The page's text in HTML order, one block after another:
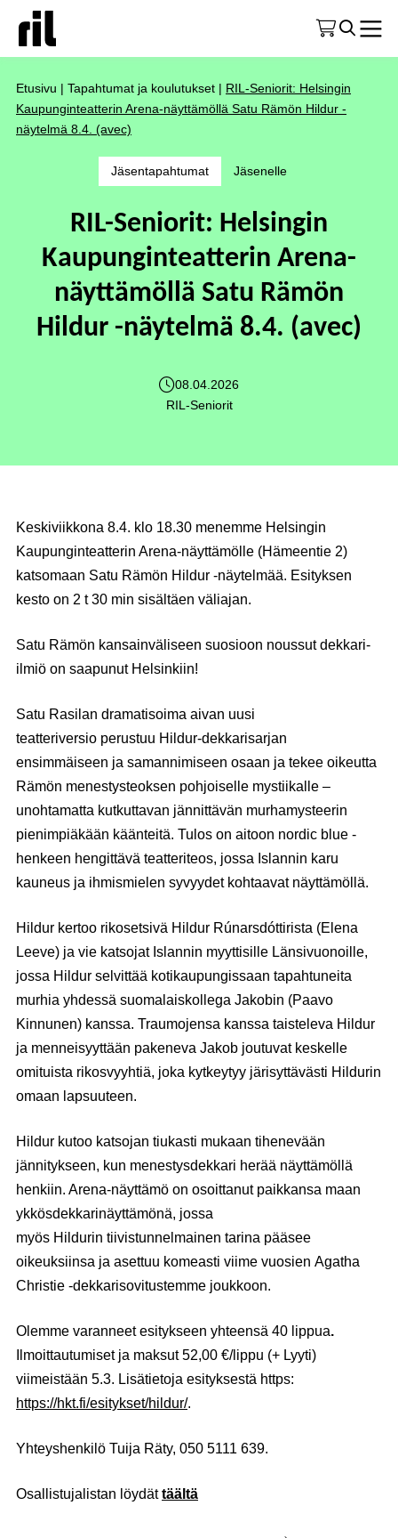
Etusivu | Tapahtumat ja koulutukset | RIL-Seniorit: Helsingin
Kaupunginteatterin Arena-näyttämöllä Satu Rämön Hildur -
näytelmä 8.4. (avec)
Jäsentapahtumat Jäsenelle
RIL-Seniorit: Helsingin
Kaupunginteatterin Arena-
näyttämöllä Satu Rämön
Hildur -näytelmä 8.4. (avec)
08.04.2026
RIL-Seniorit
Keskiviikkona 8.4. klo 18.30 menemme Helsingin
Kaupunginteatterin Arena-näyttämölle (Hämeentie 2)
katsomaan Satu Rämön Hildur -näytelmää. Esityksen
kesto on 2 t 30 min sisältäen väliajan.
Satu Rämön kansainväliseen suosioon noussut dekkari-
ilmiö on saapunut Helsinkiin!
Satu Rasilan dramatisoima aivan uusi
teatteriversio perustuu Hildur-dekkarisarjan
ensimmäiseen ja samannimiseen osaan ja tekee oikeutta
Rämön menestysteoksen pohjoiselle mystiikalle –
unohtamatta kutkuttavan jännittävän murhamysteerin
pienimpiäkään käänteitä. Tulos on aitoon nordic blue -
henkeen hengittävä teatteriteos, jossa Islannin karu
kauneus ja ihmismielen syvyydet kohtaavat näyttämöllä.
Hildur kertoo rikosetsivä Hildur Rúnarsdóttirista (Elena
Leeve) ja vie katsojat Islannin myyttisille Länsivuonoille,
jossa Hildur selvittää kotikaupungissaan tapahtuneita
murhia yhdessä suomalaiskollega Jakobin (Paavo
Kinnunen) kanssa. Traumojensa kanssa taisteleva Hildur
ja menneisyyttään pakeneva Jakob joutuvat keskelle
omituista rikosvyyhtiä, joka kytkeytyy järisyttävästi Hildurin
omaan lapsuuteen.
Hildur kutoo katsojan tiukasti mukaan tihenevään
jännitykseen, kun menestysdekkari herää näyttämöllä
henkiin. Arena-näyttämö on osoittanut paikkansa maan
ykkösdekkarinäyttämönä, jossa
myös Hildurin tiivistunnelmainen tarina pääsee
oikeuksiinsa ja asettuu komeasti viime vuosien Agatha
Christie -dekkarisovitustemme joukkoon.
Olemme varanneet esitykseen yhteensä 40 lippua.
Ilmoittautumiset ja maksut 52,00 €/lippu (+ Lyyti)
viimeistään 5.3. Lisätietoja esityksestä https:
https://hkt.fi/esitykset/hildur/.
Yhteyshenkilö Tuija Räty, 050 5111 639.
Osallistujalistan löydättäältä